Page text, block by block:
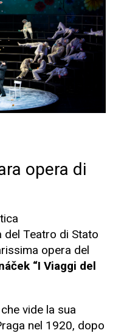
opera di
Teatro di Stato
opera del
“I Viaggi del
vide la sua
nel 1920, dopo